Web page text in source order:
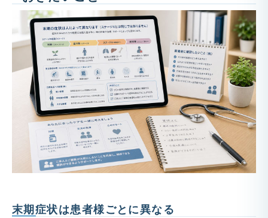
末期症状は患者様ごとに異なる